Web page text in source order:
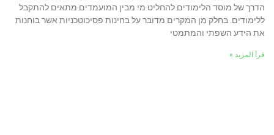
הדרך של מוסד הלימודים להחליט מי מבין המועמדים מתאים להתקבל
ללימודים. בחלק מן המקרים מדובר על בחינות פסיכוטכניות אשר בוחנות
את הידע השפתי והמתמטי
قرأ المزيد »